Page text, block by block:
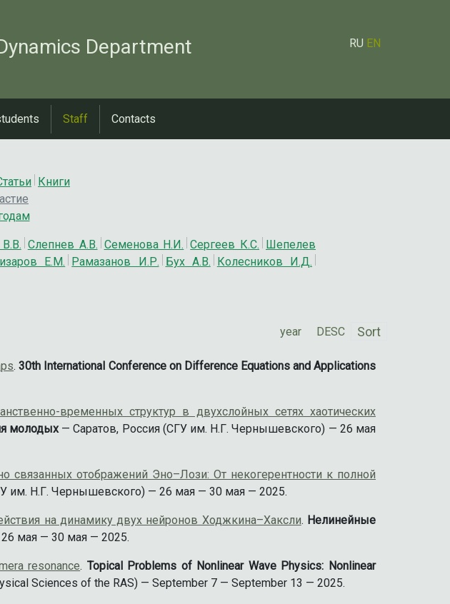
Department RU EN
Staff Contacts
Книги
Слепнев А.В. Семенова Н.И. Сергеев К.С.
Шепелев
Е.М. Рамазанов И.Р. Бух А.В.
Колесников И.Д.
Sort
.30th International Conference on Difference Equations and Applications
временных структур в двухслойных сетях хаотических
молодых— Саратов, Россия (СГУ им. Н.Г. Чернышевского) — 26 мая
связанных отображений Эно–Лози: От некогерентности к полной
им. Н.Г. Чернышевского) — 26 мая — 30 мая — 2025.
на динамику двух нейронов Ходжкина–Хаксли. Нелинейные
мая — 30 мая — 2025.
resonance. Topical Problems of Nonlinear Wave Physics: Nonlinear
Sciences of the RAS) — September 7 — September 13 — 2025.